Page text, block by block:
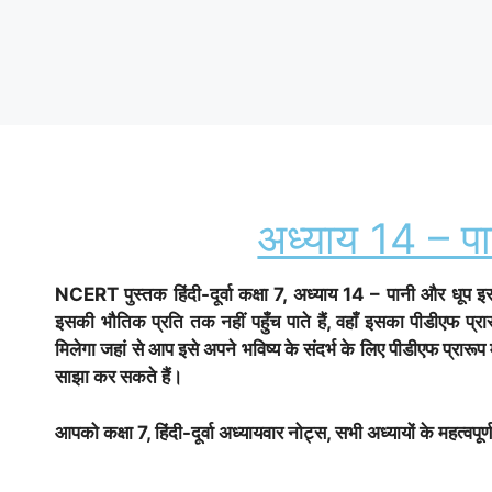
अध्याय 14 –
NCERT पुस्तक हिंदी-दूर्वा कक्षा 7, अध्याय 14 – पानी और धूप
इसकी भौतिक प्रति तक नहीं पहुँच पाते हैं, वहाँ इसका
मिलेगा जहां से आप इसे अपने भविष्य के संदर्भ के लिए पीडीएफ
साझा कर सकते हैं।
आपको कक्षा 7, हिंदी-दूर्वा अध्यायवार नोट्स, सभी अध्यायों के